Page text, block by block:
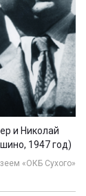
и Николай
1947 год)
«ОКБ Сухого»